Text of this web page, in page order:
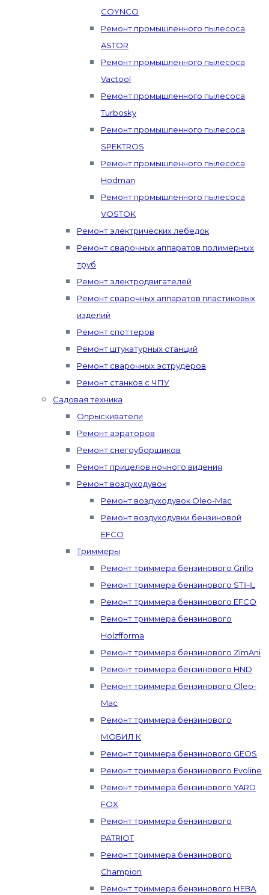
COYNCO
Ремонт промышленного пылесоса
ASTOR
Ремонт промышленного пылесоса
Vactool
Ремонт промышленного пылесоса
Turbosky
Ремонт промышленного пылесоса
SPEKTROS
Ремонт промышленного пылесоса
Hodman
Ремонт промышленного пылесоса
VOSTOK
Ремонт электрических лебедок
Ремонт сварочных аппаратов полимерных
труб
Ремонт электродвигателей
Ремонт сварочных аппаратов пластиковых
изделий
Ремонт споттеров
Ремонт штукатурных станций
Ремонт сварочных эструдеров
Ремонт станков с ЧПУ
Садовая техника
Опрыскиватели
Ремонт аэраторов
Ремонт снегоуборщиков
Ремонт прицелов ночного видения
Ремонт воздуходувок
Ремонт воздуходувок Oleo-Mac
Ремонт воздуходувки бензиновой
EFCO
Триммеры
Ремонт триммера бензинового Grillo
Ремонт триммера бензинового STIHL
Ремонт триммера бензинового EFCO
Ремонт триммера бензинового
Holzfforma
Ремонт триммера бензинового ZimAni
Ремонт триммера бензинового HND
Ремонт триммера бензинового Oleo-
Mac
Ремонт триммера бензинового
МОБИЛ К
Ремонт триммера бензинового GEOS
Ремонт триммера бензинового Evoline
Ремонт триммера бензинового YARD
FOX
Ремонт триммера бензинового
PATRIOT
Ремонт триммера бензинового
Champion
Ремонт триммера бензинового НЕВА